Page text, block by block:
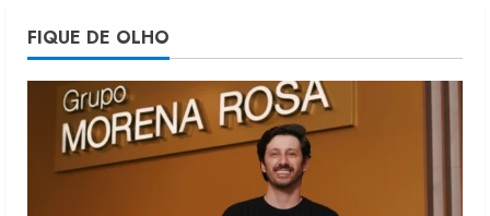
5
Morena Rosa lança franquia com
estoque consignado
4 de agosto de 2026
FIQUE DE OLHO